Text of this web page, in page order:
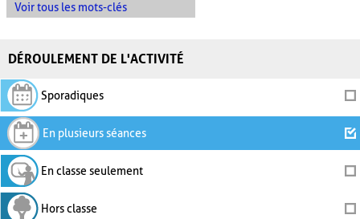
Voir tous les mots-clés
DÉROULEMENT DE L'ACTIVITÉ
Sporadiques
En plusieurs séances
En classe seulement
Hors classe